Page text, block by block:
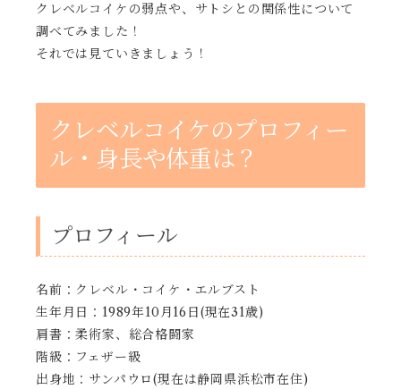
クレベルコイケの弱点や、サトシとの関係性について
調べてみました！
それでは見ていきましょう！
クレベルコイケのプロフィー
ル・身長や体重は？
プロフィール
名前：クレベル・コイケ・エルブスト
生年月日：1989年10月16日(現在31歳)
肩書：柔術家、総合格闘家
階級：フェザー級
出身地：サンパウロ(現在は静岡県浜松市在住)